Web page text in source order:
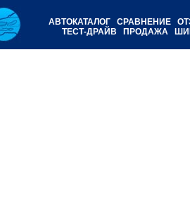
АВТОКАТАЛОГ СРАВНЕНИЕ
ТЕСТ-ДРАЙВ
ПРОДАЖА